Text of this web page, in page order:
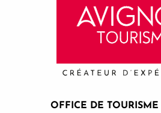
OFFICE DE